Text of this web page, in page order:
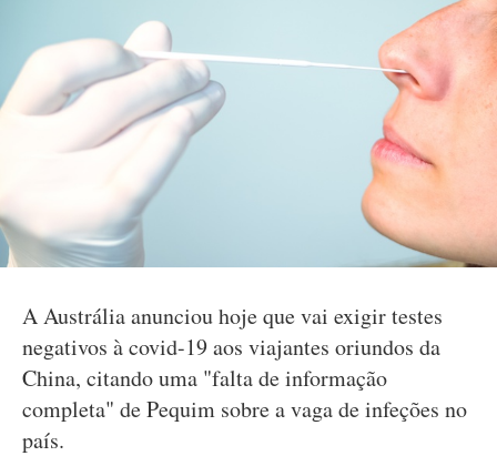
A Austrália anunciou hoje que vai exigir testes
negativos à covid-19 aos viajantes oriundos da
China, citando uma "falta de informação
completa" de Pequim sobre a vaga de infeções no
país.